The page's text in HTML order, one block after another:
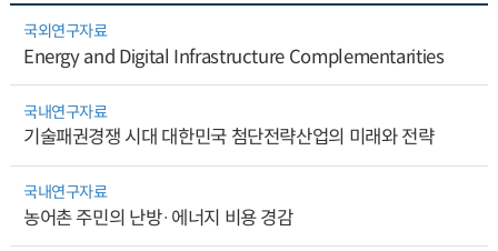
국외연구자료
Energy and Digital Infrastructure Complementarities
국내연구자료
기술패권경쟁 시대 대한민국 첨단전략산업의 미래와 전략
국내연구자료
농어촌 주민의 난방·에너지 비용 경감